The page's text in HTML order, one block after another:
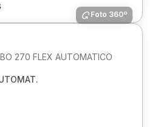
Foto 360º
270 FLEX AUTOMATICO